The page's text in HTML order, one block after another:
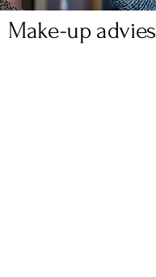
Make-up advies